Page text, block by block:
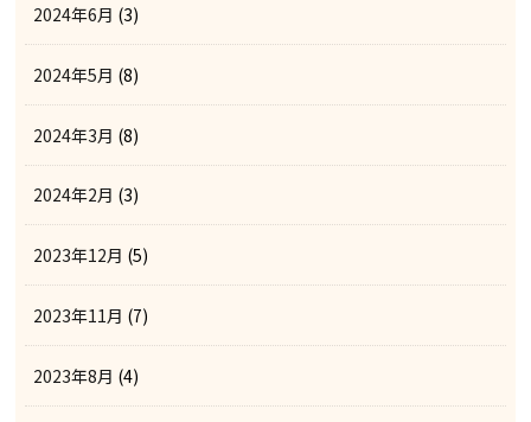
2024年6月 (3)
2024年5月 (8)
2024年3月 (8)
2024年2月 (3)
2023年12月 (5)
2023年11月 (7)
2023年8月 (4)